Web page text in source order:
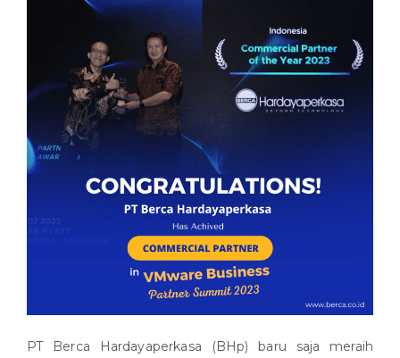
PT Berca Hardayaperkasa (BHp) baru saja meraih